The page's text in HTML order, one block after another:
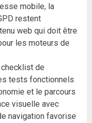
mobile, la
restent
web qui doit être
les moteurs de
de
tests fonctionnels
et le parcours
visuelle avec
navigation favorise